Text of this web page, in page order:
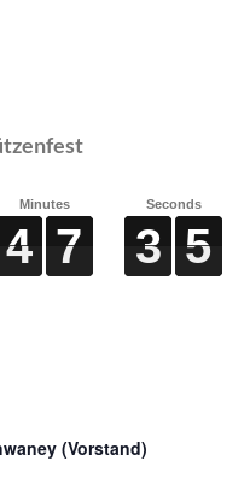
Minutes
4
4
4
4 7
7
7
7
Seconds
3
3
3
3 4
5
4
5
(Vorstand)